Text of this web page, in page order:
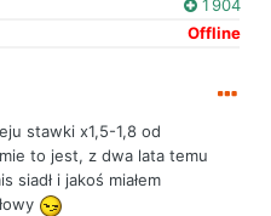
1 904
Offline
stawki x1,5-1,8 od
to jest, z dwa lata temu
siadł i jakoś miałem